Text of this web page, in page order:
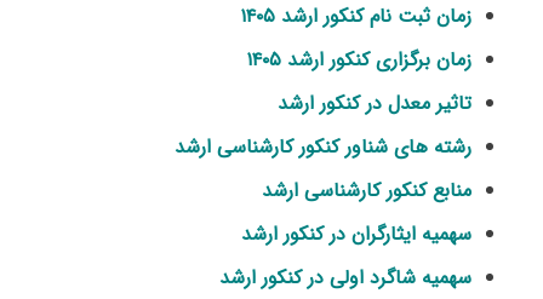
زمان ثبت نام کنکور ارشد ۱۴۰۵
زمان برگزاری کنکور ارشد ۱۴۰۵
تاثیر معدل در کنکور ارشد
رشته های شناور کنکور کارشناسی ارشد
منابع کنکور کارشناسی ارشد
سهمیه ایثارگران در کنکور ارشد
سهمیه شاگرد اولی در کنکور ارشد